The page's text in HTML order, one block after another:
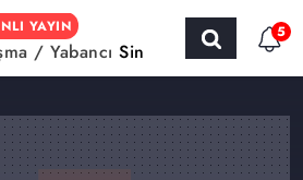
YAYIN
/ Yabancı Sinema
5